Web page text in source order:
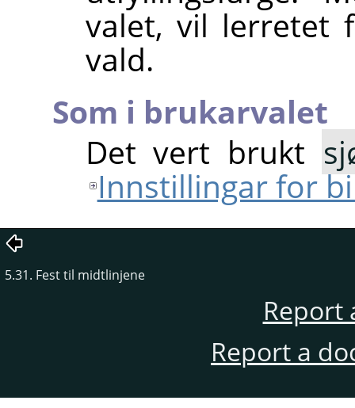
valet, vil lerretet
vald.
Som i brukarvalet
Det vert brukt
Innstillingar for
5.31. Fest til midtlinjene
Report
Report a